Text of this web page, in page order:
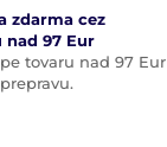
zdarma cez
nad 97 Eur
tovaru nad 97 Eur